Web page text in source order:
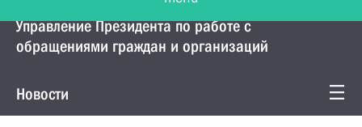
Управление Президента по работе с
обращениями граждан и организаций
Новости